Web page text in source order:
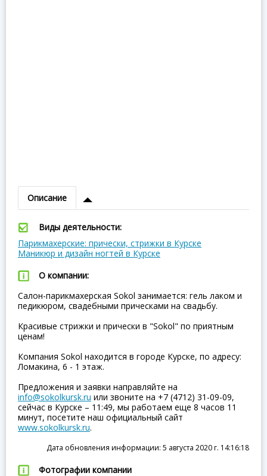
Описание
Виды деятельности:
Парикмахерские: прически, стрижки в Курске
Маникюр и дизайн ногтей в Курске
О компании:
Салон-парикмахерская Sokol занимается: гель лаком и
педикюром, свадебными прическами на свадьбу.
Красивые стрижки и прически в "Sokol" по приятным
ценам!
Компания Sokol находится в городе Курске, по адресу:
Ломакина, 6 - 1 этаж.
Предложения и заявки направляйте на
info@sokolkursk.ru или звоните на +7 (4712) 31-09-09,
сейчас в Курске – 11:49, мы работаем еще 8 часов 11
минут, посетите наш официальный сайт
www.sokolkursk.ru.
Дата обновления информации: 5 августа 2020 г. 14:16:18
Фотографии компании